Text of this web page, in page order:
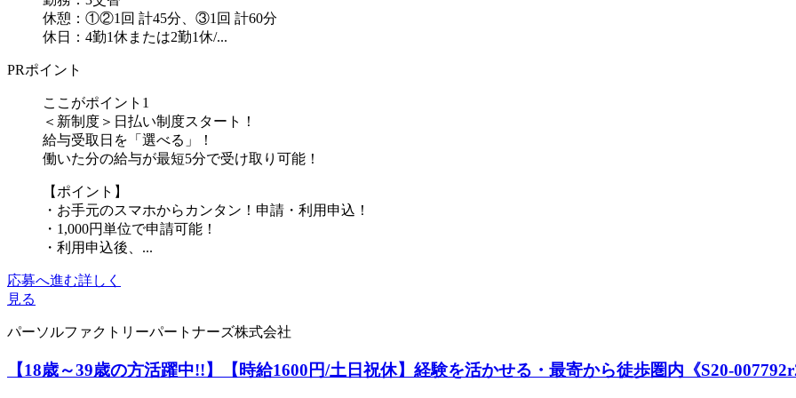
休憩：①②1回 計45分、③1回 計60分
休日：4勤1休または2勤1休/...
PRポイント
ここがポイント1
＜新制度＞日払い制度スタート！
給与受取日を「選べる」！
働いた分の給与が最短5分で受け取り可能！
【ポイント】
・お手元のスマホからカンタン！申請・利用申込！
・1,000円単位で申請可能！
・利用申込後、...
応募へ進む詳しく
見る
パーソルファクトリーパートナーズ株式会社
【18歳～39歳の方活躍中!!】【時給1600円/土日祝休】経験を活かせる・最寄から徒歩圏内《S20-